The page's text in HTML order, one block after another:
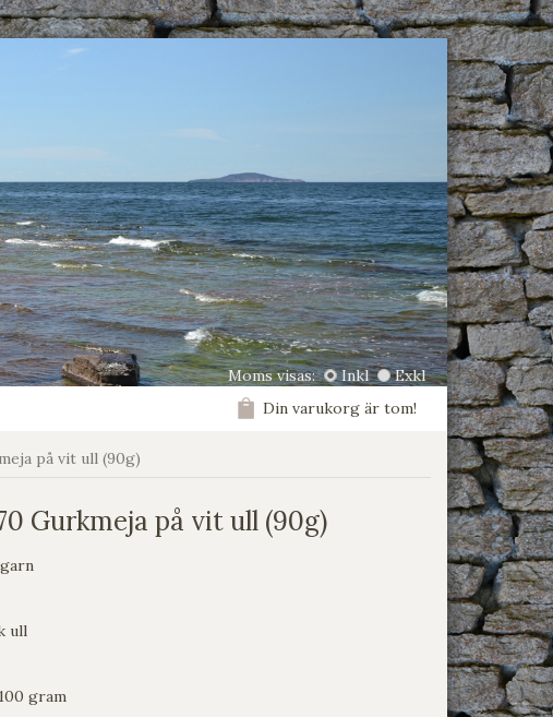
Moms visas: Inkl
Exkl
Din varukorg är tom!
på vit ull (90g)
Gurkmeja på vit ull (90g)
ull
gram